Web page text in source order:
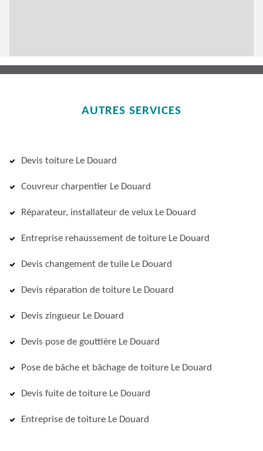
AUTRES SERVICES
Devis toiture Le Douard
Couvreur charpentier Le Douard
Réparateur, installateur de velux Le Douard
Entreprise rehaussement de toiture Le Douard
Devis changement de tuile Le Douard
Devis réparation de toiture Le Douard
Devis zingueur Le Douard
Devis pose de gouttière Le Douard
Pose de bâche et bâchage de toiture Le Douard
Devis fuite de toiture Le Douard
Entreprise de toiture Le Douard